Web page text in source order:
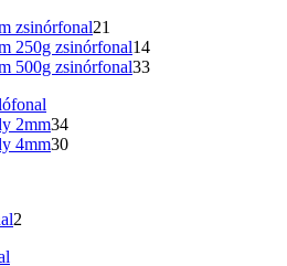
zsinórfonal21
250g zsinórfonal14
500g zsinórfonal33
2mm34
4mm30
2